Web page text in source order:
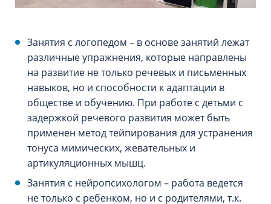
Занятия с логопедом – в основе занятий лежат
различные упражнения, которые направлены
на развитие не только речевых и письменных
навыков, но и способности к адаптации в
обществе и обучению. При работе с детьми с
задержкой речевого развития может быть
применен метод тейпирования для устранения
тонуса мимических, жевательных и
артикуляционных мышц.
Занятия с нейропсихологом – работа ведется
не только с ребенком, но и с родителями, т.к.